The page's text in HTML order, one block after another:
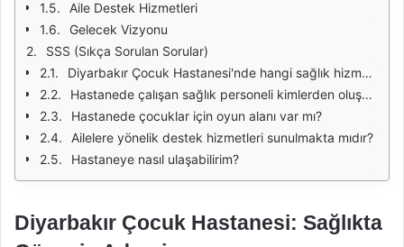
Aile Destek Hizmetleri
Gelecek Vizyonu
SSS (Sıkça Sorulan Sorular)
Diyarbakır Çocuk Hastanesi'nde hangi sağlık hizmetleri sunulmaktadır?
Hastanede çalışan sağlık personeli kimlerden oluşmaktadır?
Hastanede çocuklar için oyun alanı var mı?
Ailelere yönelik destek hizmetleri sunulmakta mıdır?
Hastaneye nasıl ulaşabilirim?
Diyarbakır Çocuk Hastanesi: Sağlıkta